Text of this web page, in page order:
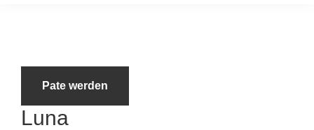
Pate werden
Luna